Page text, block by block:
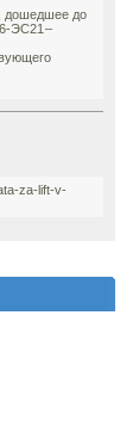
дошедшее до
ЭС21 –
za-lift-v-